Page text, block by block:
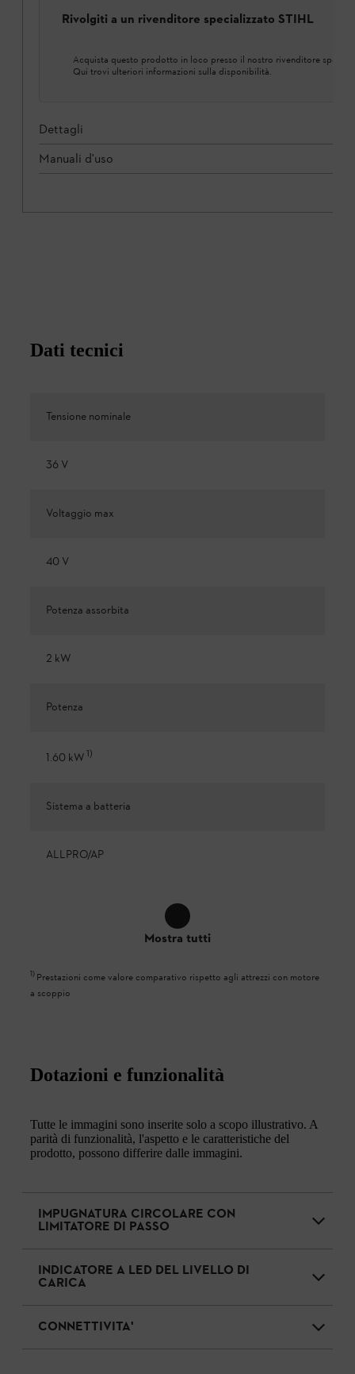
Rivolgiti a un rivenditore specializzato STIHL
Acquista questo prodotto in loco presso il nostro rivenditore
Qui trovi ulteriori informazioni sulla disponibilità.
Dettagli
Manuali d'uso
Dati tecnici
Tensione nominale
36 V
Voltaggio max
40 V
Potenza assorbita
2 kW
Potenza
1.60 kW1)
Sistema a batteria
ALLPRO/AP
Mostra tutti
1) Prestazioni come valore comparativo rispetto agli attrezzi con motore
a scoppio
Dotazioni e funzionalità
Tutte le immagini sono inserite solo a scopo illustrativo. A
parità di funzionalità, l'aspetto e le caratteristiche del
prodotto, possono differire dalle immagini.
IMPUGNATURA CIRCOLARE CON
LIMITATORE DI PASSO
INDICATORE A LED DEL LIVELLO DI
CARICA
CONNETTIVITA'